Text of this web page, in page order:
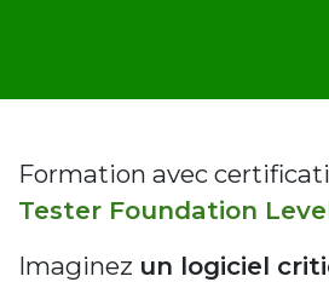
Formation avec
Tester Foundation
Imaginez un logiciel